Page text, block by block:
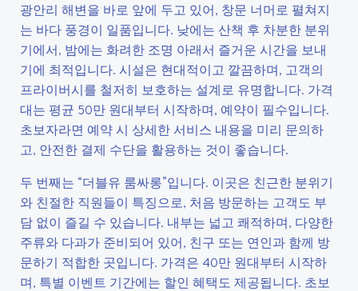
광안리 해변을 바로 앞에 두고 있어, 창문 너머로 펼쳐지
는 바다 풍경이 일품입니다. 낮에는 산책 후 차분한 분위
기에서, 밤에는 화려한 조명 아래서 즐거운 시간을 보내
기에 최적입니다. 시설은 현대적이고 깔끔하며, 고객의
프라이버시를 철저히 보호하는 설계로 유명합니다. 가격
대는 평균 50만 원대부터 시작하며, 예약이 필수입니다.
초보자라면 예약 시 상세한 서비스 내용을 미리 문의하
고, 안전한 결제 수단을 활용하는 것이 좋습니다.
두 번째는 “더블유 룸싸롱”입니다. 이곳은 친근한 분위기
와 친절한 직원들이 특징으로, 처음 방문하는 고객도 부
담 없이 즐길 수 있습니다. 내부는 넓고 쾌적하며, 다양한
주류와 다과가 준비되어 있어, 친구 또는 연인과 함께 방
문하기 적합한 곳입니다. 가격은 40만 원대부터 시작하
며, 특별 이벤트 기간에는 할인 혜택도 제공됩니다. 초보